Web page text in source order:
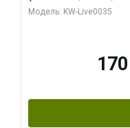
Sinotex GTX1650 4GB
Модель: KW-Live0035